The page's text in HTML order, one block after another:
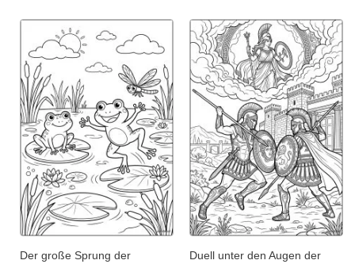
Der große Sprung der
Duell unter den Augen der